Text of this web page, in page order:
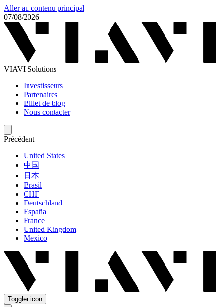
Aller au contenu principal
07/08/2026
VIAVI Solutions
Investisseurs
Partenaires
Billet de blog
Nous contacter
Précédent
United States
中国
日本
Brasil
СНГ
Deutschland
España
France
United Kingdom
Mexico
Toggler icon